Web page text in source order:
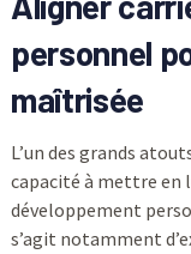
personnel
maîtrisée
L’un des grands
capacité à mettre en
développement
s’agit notamment